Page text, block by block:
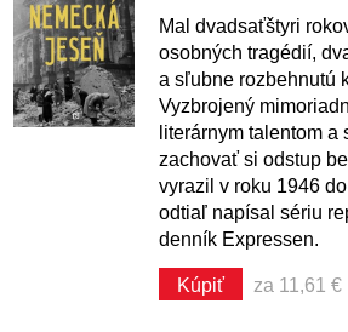
Mal dvadsaťštyri
osobných tragédií,
a sľubne rozbehnutú
Vyzbrojený
literárnym talentom a
zachovať si odstup
vyrazil v roku 1946
odtiaľ napísal sériu
denník Expressen.
Kúpiť za 11,61 €